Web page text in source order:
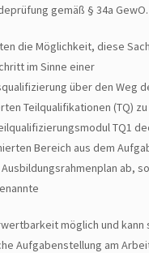
gemäß § 34a GewO.
die Möglichkeit, diese
im Sinne einer
über den Weg
Teilqualifikationen (TQ)
TQ1
Bereich aus dem
ab,
möglich und kann
Aufgabenstellung am